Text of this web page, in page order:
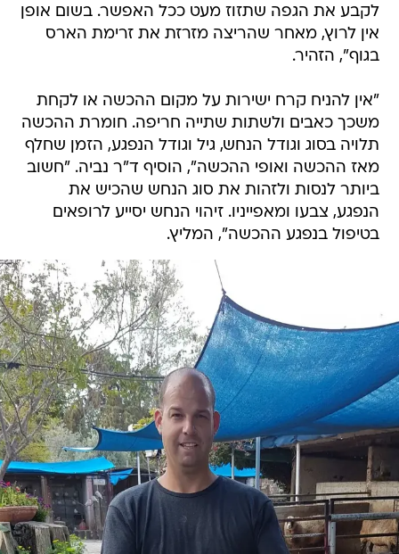
לקבע את הגפה שתזוז מעט ככל האפשר. בשום אופן
אין לרוץ, מאחר שהריצה מזרזת את זרימת הארס
בגוף", הזהיר.
"אין להניח קרח ישירות על מקום ההכשה או לקחת
משכך כאבים ולשתות שתייה חריפה. חומרת ההכשה
תלויה בסוג וגודל הנחש, גיל וגודל הנפגע, הזמן שחלף
מאז ההכשה ואופי ההכשה", הוסיף ד"ר נביה. "חשוב
ביותר לנסות ולזהות את סוג הנחש שהכיש את
הנפגע, צבעו ומאפייניו. זיהוי הנחש יסייע לרופאים
בטיפול בנפגע ההכשה", המליץ.